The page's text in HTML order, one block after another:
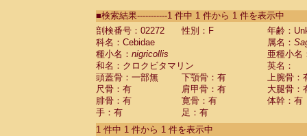
CebidaeSaguinus labiatus(0)
Cebidae Saguinus leucopus (0)
Cebidae
CebidaeSaguinus mystax
CebidaeSaguinus nigricollis (1)
Cebidae Saguinus oedipus
Cebidae Saguinus weddelli
Cebidae Saguinusspp.
Cebidae Aotus trivirgatus
Cebidae Cebus albifrons
■検索結果-----------1 件中 1 件から 1 件を表示中
剖検番号：02272
性別：F
年齢：
科名：Cebidae
属名：
種小名： nigricollis
亜種小名
和名：クロクビタマリン
英名：
頭蓋骨：一部無
下顎骨：有
上腕骨：
尺骨：有
肩甲骨：有
大腿骨：
腓骨：有
寛骨：有
体幹：有
手：有
足：有
1 件中 1 件から 1 件を表示中